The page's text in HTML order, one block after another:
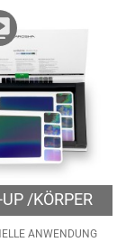
Hautelastizität zu
und die natürlichen
der
stimulieren.
KÖRPER
ANWENDUNG